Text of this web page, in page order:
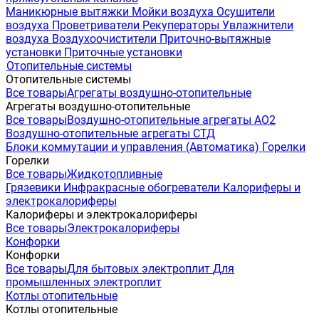
Маникюрные вытяжки Мойки воздуха Осушители
воздуха Проветриватели Рекуператоры Увлажнители
воздуха Воздухоочистители Приточно-вытяжные
установки Приточные установки
Отопительные системы
Отопительные системы
Все товарыАгрегаты воздушно-отопительные
Агрегаты воздушно-отопительные
Все товарыВоздушно-отопительные агрегаты АО2
Воздушно-отопительные агрегаты СТД
Блоки коммутации и управления (Автоматика) Горелки
Горелки
Все товарыЖидкотопливные
Грязевики Инфракрасные обогреватели Калориферы и
электрокалориферы
Калориферы и электрокалориферы
Все товарыЭлектрокалориферы
Конфорки
Конфорки
Все товарыДля бытовых электроплит Для
промышленных электроплит
Котлы отопительные
Котлы отопительные